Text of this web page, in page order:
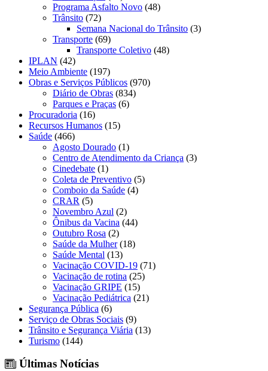
Programa Asfalto Novo (48)
Trânsito (72)
Semana Nacional do Trânsito (3)
Transporte (69)
Transporte Coletivo (48)
IPLAN (42)
Meio Ambiente (197)
Obras e Serviços Públicos (970)
Diário de Obras (834)
Parques e Praças (6)
Procuradoria (16)
Recursos Humanos (15)
Saúde (466)
Agosto Dourado (1)
Centro de Atendimento da Criança (3)
Cinedebate (1)
Coleta de Preventivo (5)
Comboio da Saúde (4)
CRAR (5)
Novembro Azul (2)
Ônibus da Vacina (44)
Outubro Rosa (2)
Saúde da Mulher(18)
Saúde Mental (13)
Vacinação COVID-19 (71)
Vacinação de rotina (25)
Vacinação GRIPE (15)
Vacinação Pediátrica (21)
Segurança Pública (6)
Serviço de Obras Sociais (9)
Trânsito e Segurança Viária (13)
Turismo (144)
Últimas Notícias